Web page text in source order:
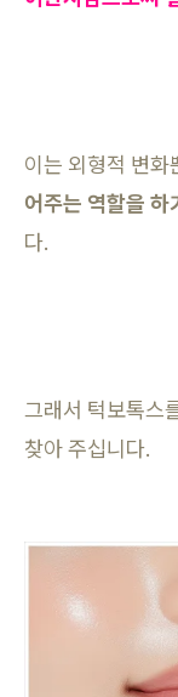
이는 외형적 변화
어주는 역할을
다.
그래서 턱보톡스
찾아 주십니다.